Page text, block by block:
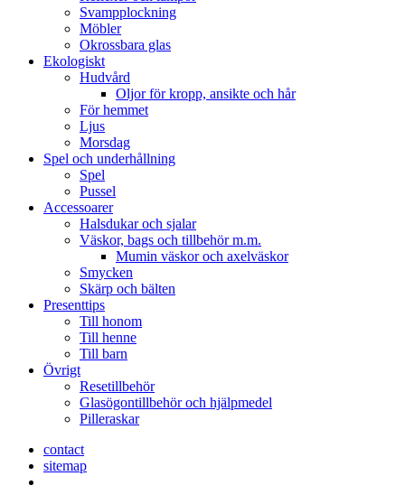
Svampplockning
Möbler
Okrossbara glas
Ekologiskt
Hudvård
Oljor för kropp, ansikte och hår
För hemmet
Ljus
Morsdag
Spel och underhållning
Spel
Pussel
Accessoarer
Halsdukar och sjalar
Väskor, bags och tillbehör m.m.
Mumin väskor och axelväskor
Smycken
Skärp och bälten
Presenttips
Till honom
Till henne
Till barn
Övrigt
Resetillbehör
Glasögontillbehör och hjälpmedel
Pilleraskar
contact
sitemap